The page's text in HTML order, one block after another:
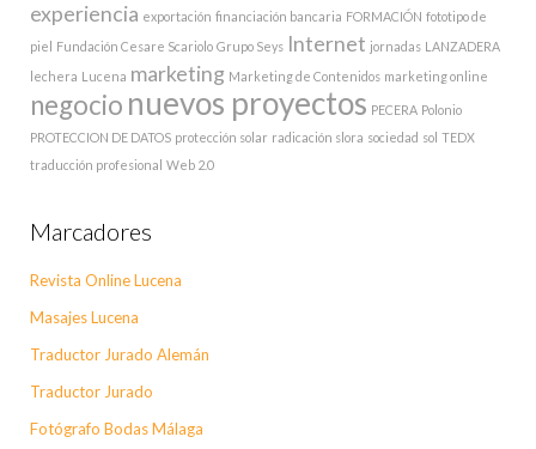
experiencia exportación financiación bancaria FORMACIÓN fototipo de
piel Fundación Cesare Scariolo Grupo Seys Internet jornadas LANZADERA
lechera Lucena marketing Marketing de Contenidos marketing online
negocio nuevos proyectos PECERA Polonio
PROTECCION DE DATOS protección solar radicación slora sociedad sol TEDX
traducción profesional Web 2.0
Marcadores
Revista Online Lucena
Masajes Lucena
Traductor Jurado Alemán
Traductor Jurado
Fotógrafo Bodas Málaga